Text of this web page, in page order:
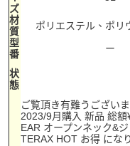
ズ
材
質
ポリエステル、ポリ
型
番
ー
状
態
ご覧頂き有難うございま
2023/9月購入 新品 総
EAR オープンネック&
TERAX HOT お得 にな